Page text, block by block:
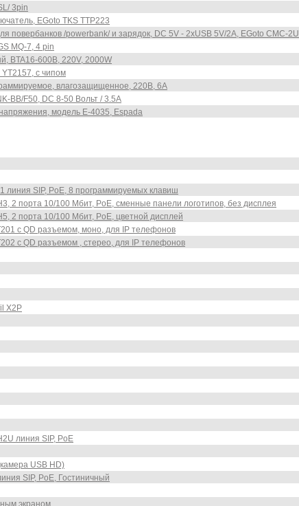
3pin
EGoto TKS TTP223
повербанков /powerbank/ и зарядок, DC 5V - 2xUSB 5V/2A, EGoto CMC-2U
MQ-7, 4 pin
BTA16-600B, 220V, 2000W
с чипом
влагозащищенное, 220В, 6А
BB/F50, DC 8-50 Вольт / 3.5А
модель E-4035, Espada
линия SIP, PoE, 8 программируемых клавиш
2 порта 10/100 Мбит, PoE, сменные панели логотипов, без дисплея
2 порта 10/100 Мбит, PoE, цветной дисплей
c QD разъемом, моно, для IP телефонов
с QD разъемом , стерео, для IP телефонов
X2P
линия SIP, PoE
USB HD)
SIP, PoE, Гостиничный
экраном